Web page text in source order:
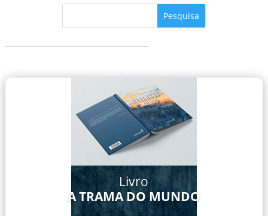
Livro
A TRAMA DO MUNDO